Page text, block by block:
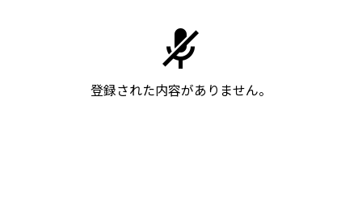
登録された内容がありません。